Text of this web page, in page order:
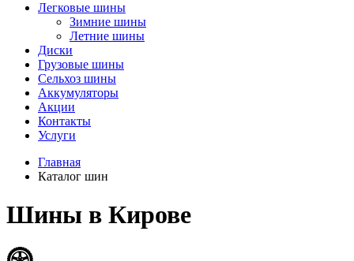
Легковые шины
Зимние шины
Летние шины
Диски
Грузовые шины
Сельхоз шины
Аккумуляторы
Акции
Контакты
Услуги
Главная
Каталог шин
Шины в Кирове